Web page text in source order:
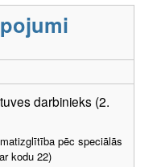
darbinieks (2.
pēc speciālās
kodu 22)